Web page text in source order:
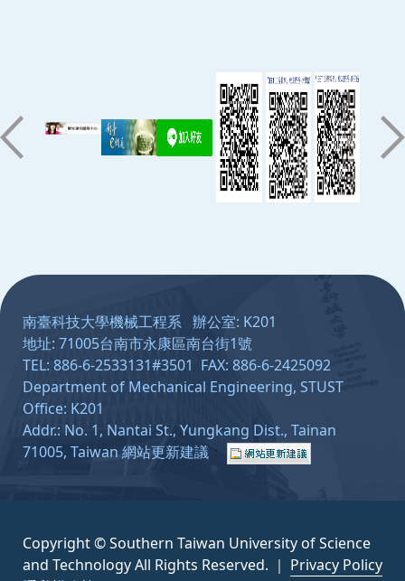
南臺科技大學機械工程系 辦公室: K201
地址: 71005台南市永康區南台街1號
TEL: 886-6-2533131#3501 FAX: 886-6-2425092
Department of Mechanical Engineering, STUST
Office: K201
Addr.: No. 1, Nantai St., Yungkang Dist., Tainan
71005, Taiwan 網站更新建議 ：
Copyright © Southern Taiwan University of Science
and Technology All Rights Reserved. ｜ Privacy Policy